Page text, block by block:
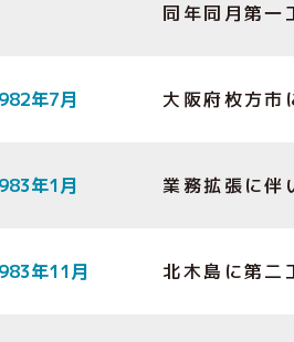
同年同月第一
年7月 大阪府枚方市
年1月 業務拡張に伴
年11月 北木島に第二